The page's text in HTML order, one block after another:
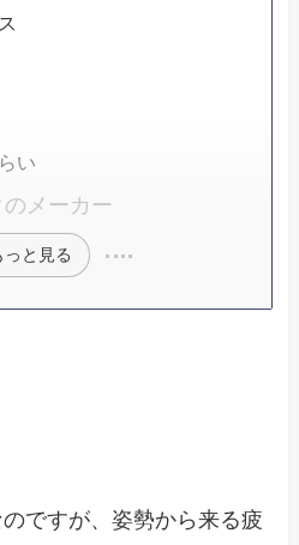
い
メーカー
っと見る
ですが、姿勢から来る疲